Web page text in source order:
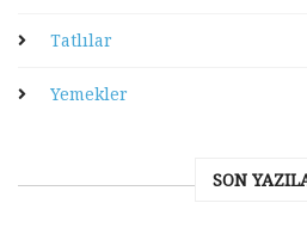
Tatlılar
Yemekler
SON